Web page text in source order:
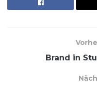
Brand in